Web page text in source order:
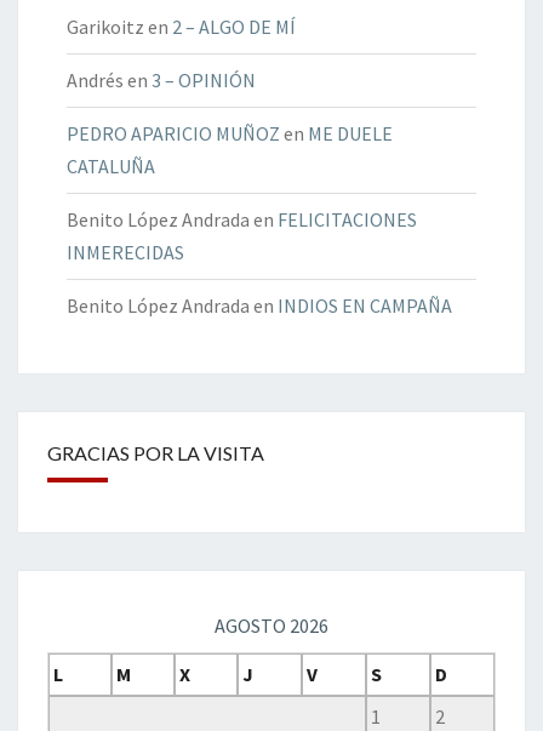
Garikoitz en 2 – ALGO DE MÍ
Andrés en 3 – OPINIÓN
PEDRO APARICIO MUÑOZ en ME DUELE
CATALUÑA
Benito López Andrada en FELICITACIONES
INMERECIDAS
Benito López Andrada en INDIOS EN CAMPAÑA
GRACIAS POR LA VISITA
AGOSTO 2026
L
M X J V S
D
1
2